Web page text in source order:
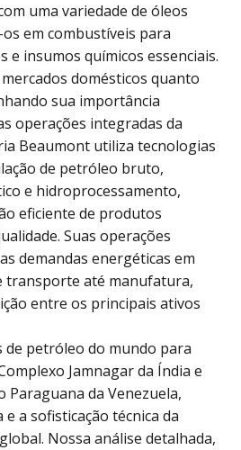
uma variedade de óleos
em combustíveis para
e insumos químicos essenciais.
domésticos quanto
sua importância
operações integradas da
Beaumont utiliza tecnologias
de petróleo bruto,
e hidroprocessamento,
eficiente de produtos
Suas operações
demandas energéticas em
transporte até manufatura,
entre os principais ativos
de petróleo do mundo para
Jamnagar da Índia e
Paraguana da Venezuela,
e a sofisticação técnica da
Nossa análise detalhada,